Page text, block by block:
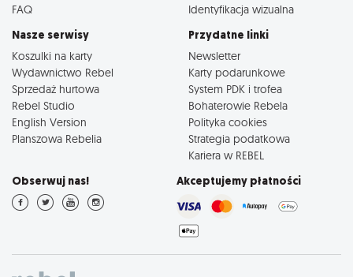
FAQ
Identyfikacja wizualna
Nasze serwisy
Koszulki na karty
Wydawnictwo Rebel
Sprzedaż hurtowa
Rebel Studio
English Version
Planszowa Rebelia
Przydatne linki
Newsletter
Karty podarunkowe
System PDK i trofea
Bohaterowie Rebela
Polityka cookies
Strategia podatkowa
Kariera w REBEL
Obserwuj nas! Akceptujemy płatności